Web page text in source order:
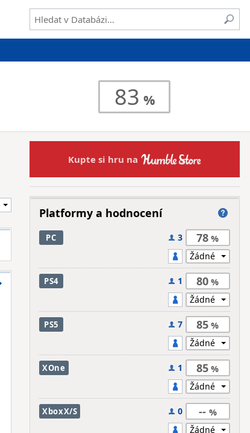
83
Kupte si hru na
Platformy a hodnocení
PC 3 78
PS4 1 80
PS5 7 85
XOne 1 85
XboxX/S 0 --